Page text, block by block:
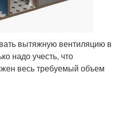
вытяжную вентиляцию в
надо учесть, что
весь требуемый объем